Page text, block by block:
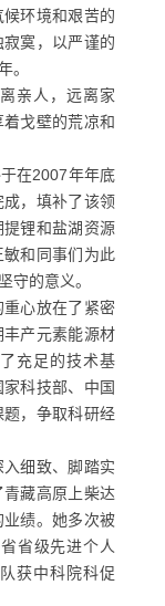
环境和艰苦的
寞，以严谨的
。
亲人，远离家
戈壁的荒凉和
在2007年年底
，填补了该领
锂和盐湖资源
和同事们为此
守的意义。
心放在了紧密
产元素能源材
充足的技术基
科技部、中国
，争取科研经
细致、脚踏实
藏高原上柴达
绩。她多次被
省级先进个人
获中科院科促